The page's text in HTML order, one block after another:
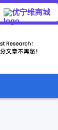
优宁维商城